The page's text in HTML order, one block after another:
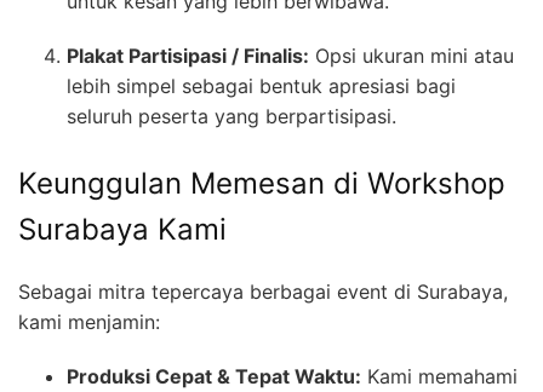
Plakat Partisipasi / Finalis: Opsi ukuran mini atau
lebih simpel sebagai bentuk apresiasi bagi
seluruh peserta yang berpartisipasi.
Keunggulan Memesan di Workshop
Surabaya Kami
Sebagai mitra tepercaya berbagai event di Surabaya,
kami menjamin:
Produksi Cepat & Tepat Waktu: Kami memahami